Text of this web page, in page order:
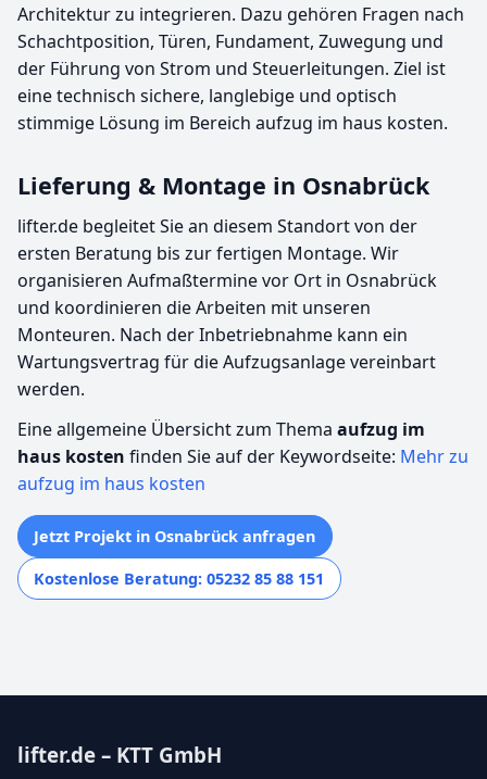
Architektur zu integrieren. Dazu gehören Fragen nach
Schachtposition, Türen, Fundament, Zuwegung und
der Führung von Strom und Steuerleitungen. Ziel ist
eine technisch sichere, langlebige und optisch
stimmige Lösung im Bereich aufzug im haus kosten.
Lieferung & Montage in Osnabrück
lifter.de begleitet Sie an diesem Standort von der
ersten Beratung bis zur fertigen Montage. Wir
organisieren Aufmaßtermine vor Ort in Osnabrück
und koordinieren die Arbeiten mit unseren
Monteuren. Nach der Inbetriebnahme kann ein
Wartungsvertrag für die Aufzugsanlage vereinbart
werden.
Eine allgemeine Übersicht zum Thema aufzug im
haus kosten finden Sie auf der Keywordseite: Mehr zu
aufzug im haus kosten
Jetzt Projekt in Osnabrück anfragen
Kostenlose Beratung: 05232 85 88 151
lifter.de – KTT GmbH